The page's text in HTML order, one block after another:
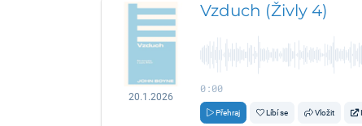
20.1.2026
Vzduch (Živly 4)
0:00
Přehraj Líbí se Vložit